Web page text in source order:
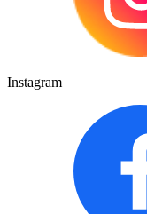
Instagram